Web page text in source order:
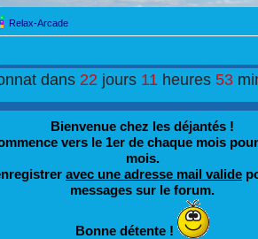
Relax-Arcade
dans 22 jours 11 heures 53
Bienvenue chez les déjantés !
vers le 1er de chaque mois
mois.
avec une adresse mail valide
messages sur le forum.
Bonne détente !